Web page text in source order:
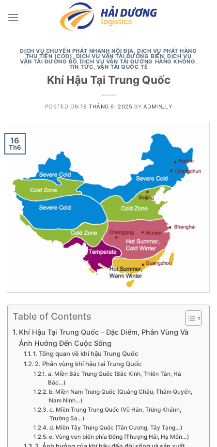
DỊCH VỤ CHUYỂN PHÁT NHANH NỘI ĐỊA,DỊCH VỤ PHÁT HÀNG
THU TIỀN (COD) , DỊCH VỤ VẬN TẢI ĐƯỜNG BIỂN,DỊCH VỤ
VẬN TẢI ĐƯỜNG BỘ,DỊCH VỤ VẬN TẢI ĐƯỜNG HÀNG KHÔNG,
TIN TỨC, VẬN TẢI QUỐC TẾ
Khí Hậu Tại Trung Quốc
POSTED ON16 THÁNG 6, 2025 BY ADMIN_LY
16
Th6
Table of Contents
Khí Hậu Tại Trung Quốc – Đặc Điểm, Phân Vùng Và
Ảnh Hưởng Đến Cuộc Sống
1. Tổng quan về khí hậu Trung Quốc
2. Phân vùng khí hậu tại Trung Quốc
a. Miền Bắc Trung Quốc (Bắc Kinh, Thiên Tân, Hà
Bắc…)
b. Miền Nam Trung Quốc (Quảng Châu, Thâm Quyến,
Nam Ninh…)
c. Miền Trung Trung Quốc (Vũ Hán, Trùng Khánh,
Trường Sa…)
d. Miền Tây Trung Quốc (Tân Cương, Tây Tạng…)
e. Vùng ven biển phía Đông (Thượng Hải, Hạ Môn…)